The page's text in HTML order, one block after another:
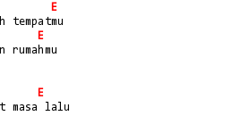
E
tempatmu
E
rumahmu
E
masa lalu